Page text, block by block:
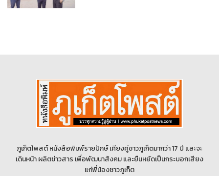
ภูเก็ตโพสต์ หนังสือพิมพ์รายปักษ์ เคียงคู่ชาวภูเก็ตมากว่า 17 ปี และจะ
เดินหน้า ผลิตข่าวสาร เพื่อพัฒนาสังคม และยืนหยัดเป็นกระบอกเสียง
แก่พี่น้องชาวภูเก็ต